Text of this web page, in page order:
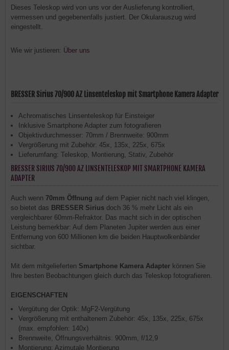
Dieses Teleskop wird von uns vor der Auslieferung kontrolliert,
vermessen und gegebenenfalls justiert. Der Okularauszug wird
eingestellt.
Wie wir justieren: Über uns
BRESSER Sirius 70/900 AZ Linsenteleskop mit Smartphone Kamera Adapter
Achromatisches Linsenteleskop für Einsteiger
Inklusive Smartphone Adapter zum fotografieren
Objektivdurchmesser: 70mm / Brennweite: 900mm
Vergrößerung mit Zubehör: 45x, 135x, 225x, 675x
Lieferumfang: Teleskop, Montierung, Stativ, Zubehör
BRESSER SIRIUS 70/900 AZ LINSENTELESKOP MIT SMARTPHONE KAMERA
ADAPTER
Auch wenn 70mm Öffnung auf dem Papier nicht nach viel klingen,
so bietet das BRESSER Sirius doch 36 % mehr Licht als ein
vergleichbarer 60mm-Refraktor. Das macht sich in der optischen
Leistung bemerkbar: Auf dem Planeten Jupiter werden aus einer
Entfernung von 600 Millionen km die beiden Hauptwolkenbänder
sichtbar.
Mit dem mitgelieferten Smartphone Kamera Adapter können Sie
Ihre besten Beobachtungen gleich durch das Teleskop fotografieren.
EIGENSCHAFTEN
Vergütung der Optik: MgF2-Vergütung
Vergrößerung mit enthaltenem Zubehör: 45x, 135x, 225x, 675x
(max. empfohlen: 140x)
Brennweite, Öffnungsverhältnis: 900mm, f/12,9
Montierung: Azimutale Montierung